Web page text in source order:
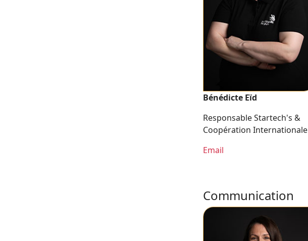
Bénédicte Eïd
Responsable Startech's &
Coopération Internationale
Email
Communication